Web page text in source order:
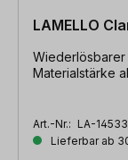
LAMELLO
Materialstärke
Art.-Nr.: LA-
Lieferbar ab